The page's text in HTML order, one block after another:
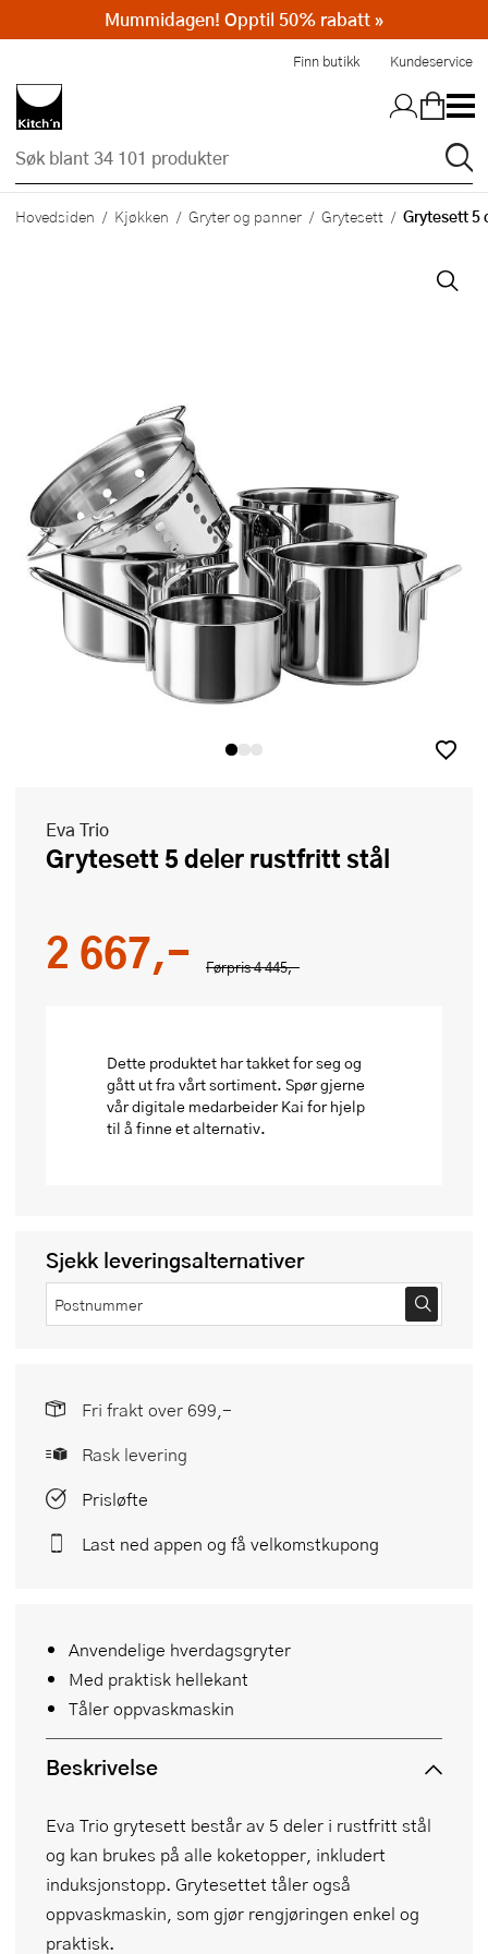
Finn butikk Kundeservice
Hovedsiden Kjøkken Gryter og panner Grytesett Grytesett 5
Eva Trio
Grytesett 5 deler rustfritt stål
Førpris4 445,-
2 667,-
Dette produktet har takket for seg og
gått ut fra vårt sortiment. Spør gjerne
vår digitale medarbeider Kai for hjelp
til å finne et alternativ.
Anvendelige hverdagsgryter
Med praktisk hellekant
Tåler oppvaskmaskin
Beskrivelse
Eva Trio grytesett består av 5 deler i rustfritt stål
og kan brukes på alle koketopper, inkludert
induksjonstopp. Grytesettet tåler også
oppvaskmaskin, som gjør rengjøringen enkel og
praktisk.
Sjekk leveringsalternativer
Fri frakt over 699,-
Rask levering
Prisløfte
Last ned appen og få velkomstkupong
Mummidagen! Opptil 50% rabatt »